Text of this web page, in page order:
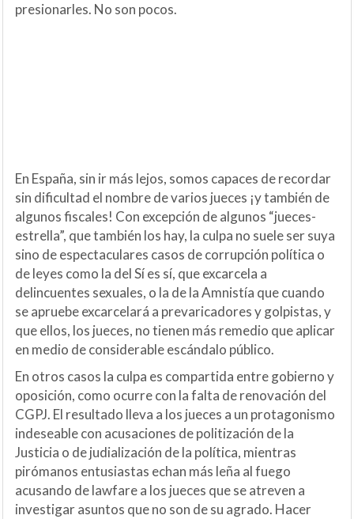
presionarles. No son pocos.
En España, sin ir más lejos, somos capaces de recordar
sin dificultad el nombre de varios jueces ¡y también de
algunos fiscales! Con excepción de algunos “jueces-
estrella”, que también los hay, la culpa no suele ser suya
sino de espectaculares casos de corrupción política o
de leyes como la del Sí es sí, que excarcela a
delincuentes sexuales, o la de la Amnistía que cuando
se apruebe excarcelará a prevaricadores y golpistas, y
que ellos, los jueces, no tienen más remedio que aplicar
en medio de considerable escándalo público.
En otros casos la culpa es compartida entre gobierno y
oposición, como ocurre con la falta de renovación del
CGPJ. El resultado lleva a los jueces a un protagonismo
indeseable con acusaciones de politización de la
Justicia o de judialización de la política, mientras
pirómanos entusiastas echan más leña al fuego
acusando de lawfare a los jueces que se atreven a
investigar asuntos que no son de su agrado. Hacer